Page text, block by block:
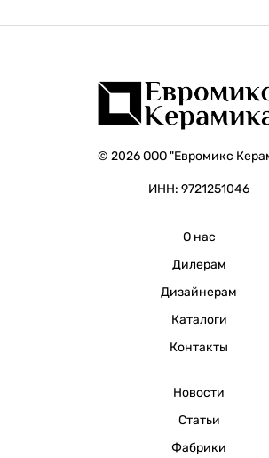
© 2026 ООО "Евромикс
ИНН: 9721251046
О нас
Дилерам
Дизайнерам
Каталоги
Контакты
Новости
Статьи
Фабрики